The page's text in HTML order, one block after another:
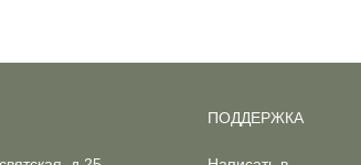
ПОДДЕРЖКА